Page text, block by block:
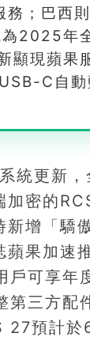
務；巴西
2025年
現蘋果
C自
更新，
密的
增「驕
蘋果加
可享年
三方配
27預計